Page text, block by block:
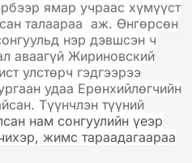
ямар учраас хүмүүст
талаараа аж. Өнгөрсөн
нэр дэвшсэн ч
аваагүй Жириновский
улстөрч гэдгээрээ
удаа Ерөнхийлөгчийн
Түүнчлэн түүний
нам сонгуулийн үеэр
жимс тараадагаараа